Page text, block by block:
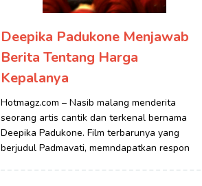
Deepika Padukone Menjawab
Berita Tentang Harga
Kepalanya
Hotmagz.com – Nasib malang menderita
seorang artis cantik dan terkenal bernama
Deepika Padukone. Film terbarunya yang
berjudul Padmavati, memndapatkan respon